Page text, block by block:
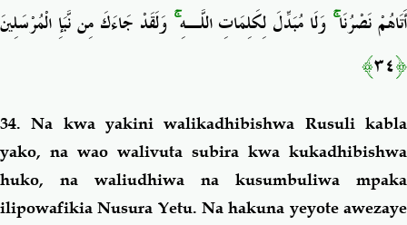
أَتَاهُمْ نَصْرُنَاۚ وَلَا مُبَدِّلَ لِكَلِمَاتِ اللَّـهِۚ وَلَقَدْ جَاءَكَ مِن نَّبَإِ الْمُرْسَلِينَ
﴿٣٤﴾
34. Na kwa yakini walikadhibishwa Rusulikabla
yako, na wao walivuta subira kwa kukadhibishwa
huko, na waliudhiwa na kusumbuliwa mpaka
ilipowafikia Nusura Yetu. Na hakuna yeyote awezaye